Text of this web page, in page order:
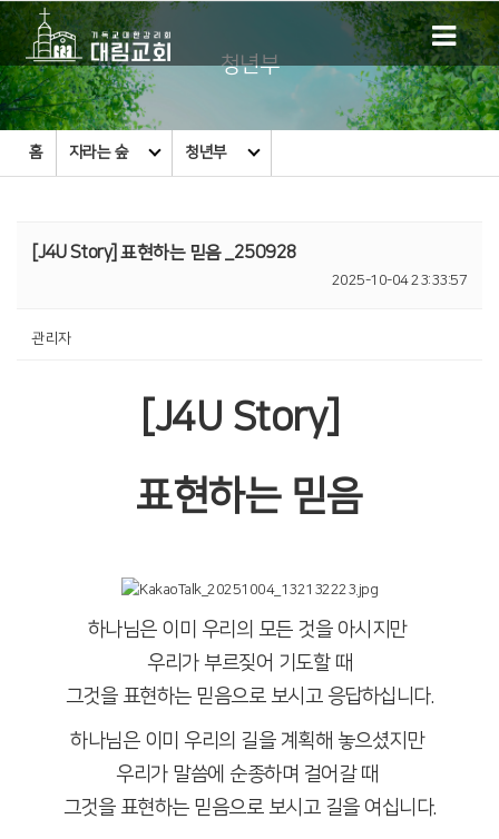
청년부
홈 자라는 숲 청년부
[J4U Story] 표현하는 믿음 _250928
2025-10-04 23:33:57
관리자
[J4U Story]
표현하는 믿음
하나님은 이미 우리의 모든 것을 아시지만
우리가 부르짖어 기도할 때
그것을 표현하는 믿음으로 보시고 응답하십니다.
하나님은 이미 우리의 길을 계획해 놓으셨지만
우리가 말씀에 순종하며 걸어갈 때
그것을 표현하는 믿음으로 보시고 길을 여십니다.